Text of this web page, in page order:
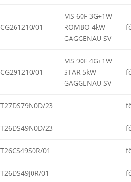
CG261210/01
MS 60F 3G+1W
ROMBO 4kW
GAGGENAU SV
CG291210/01
MS 90F 4G+1W
STAR 5kW
GAGGENAU SV
T27DS79N0D/23
T26DS49N0D/23
T26CS49S0R/01
T26DS49J0R/01